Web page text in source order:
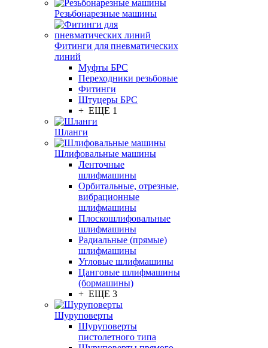
Резьбонарезные машины
Фитинги для пневматических
линий
Муфты БРС
Переходники резьбовые
Фитинги
Штуцеры БРС
+ ЕЩЕ 1
Шланги
Шлифовальные машины
Ленточные
шлифмашины
Орбитальные, отрезные,
вибрационные
шлифмашины
Плоскошлифовальные
шлифмашины
Радиальные (прямые)
шлифмашины
Угловые шлифмашины
Цанговые шлифмашины
(бормашины)
+ ЕЩЕ 3
Шуруповерты
Шуруповерты
пистолетного типа